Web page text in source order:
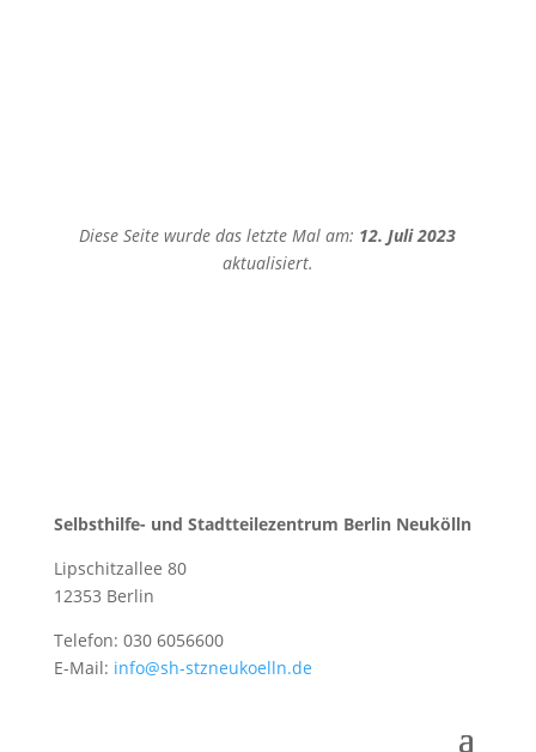
Diese Seite wurde das letzte Mal am: 12. Juli 2023
aktualisiert.
Selbsthilfe- und Stadtteilezentrum Berlin Neukölln
Lipschitzallee 80
12353 Berlin
Telefon: 030 6056600
E-Mail: info@sh-stzneukoelln.de